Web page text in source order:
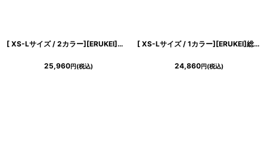
[ XS-Lサイズ / 2カラー][ERUKEI]スクエアネック・ケミカルレース・ビジューボタン・ティアード・Aライン・ミニドレス・ワンピース[送料無料]
25,960円(税込)
[ XS-Lサイズ / 1カラー][ERUKEI]総レース・ケミカルレース・ビジューボタン・ノースリーブ・タイト・ミニドレス・ワンピース[送料無料]
24,860円(税込)